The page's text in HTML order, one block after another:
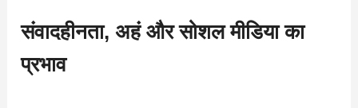
संवादहीनता, अहं और सोशल मीडिया का
प्रभाव